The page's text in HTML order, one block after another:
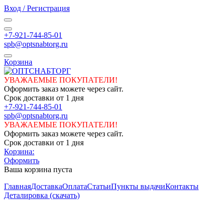
Вход / Регистрация
+7-921-744-85-01
spb@optsnabtorg.ru
Корзина
УВАЖАЕМЫЕ ПОКУПАТЕЛИ!
Оформить заказ можете через сайт.
Срок доставки от 1 дня
+7-921-744-85-01
spb@optsnabtorg.ru
УВАЖАЕМЫЕ ПОКУПАТЕЛИ!
Оформить заказ можете через сайт.
Срок доставки от 1 дня
Корзина:
Оформить
Ваша корзина пуста
ГлавнаяДоставкаОплатаСтатьиПункты выдачиКонтакты
Деталировка (скачать)